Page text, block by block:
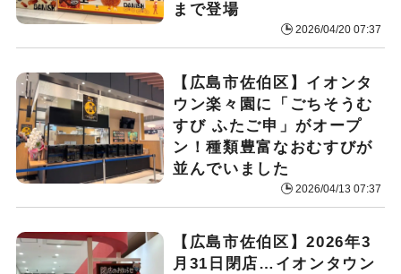
まで登場
2026/04/20 07:37
【広島市佐伯区】イオンタ
ウン楽々園に「ごちそうむ
すび ふたご申」がオープ
ン！種類豊富なおむすびが
並んでいました
2026/04/13 07:37
【広島市佐伯区】2026年3
月31日閉店…イオンタウン